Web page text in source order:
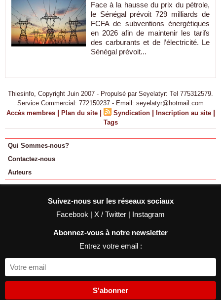
Face à la hausse du prix du pétrole,
le Sénégal prévoit 729 milliards de
FCFA de subventions énergétiques
en 2026 afin de maintenir les tarifs
des carburants et de l’électricité. Le
Sénégal prévoit...
Thiesinfo, Copyright Juin 2007 - Propulsé par Seyelatyr: Tel 775312579.
Service Commercial: 772150237 - Email: seyelatyr@hotmail.com
Accès membres | Plan du site | Syndication | Inscription au site |
Tags
Qui Sommes-nous?
Contactez-nous
Auteurs
Suivez-nous sur les réseaux sociaux
Facebook | X / Twitter | Instagram
Abonnez-vous à notre newsletter
Entrez votre email :
S'abonner